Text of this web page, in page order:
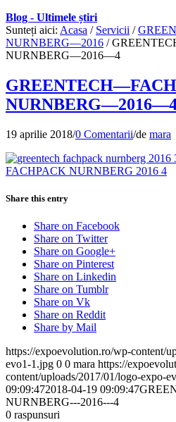
Blog - Ultimele știri
Sunteți aici: Acasa / Servicii /
NURNBERG—2016 /
NURNBERG—2016—4
19 aprilie 2018/0 Comentarii/de mara
Share this entry
Share on Facebook
Share on Twitter
Share on Google+
Share on Pinterest
Share on Linkedin
Share on Tumblr
Share on Vk
Share on Reddit
Share by Mail
https://expoevolution.ro/wp-content/
evo1-1.jpg 0 0 mara https://
content/uploads/2017/01/logo-expo-
09:09:472018-04-19 09:09:47
NURNBERG---2016---4
0 raspunsuri